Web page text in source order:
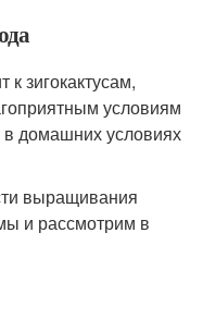
зигокактусам,
условиям
в домашних условиях
выращивания
и рассмотрим в